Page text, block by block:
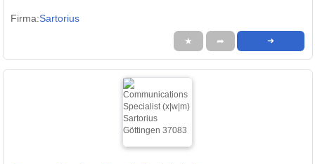
Firma:Sartorius
★ ➦ ➜